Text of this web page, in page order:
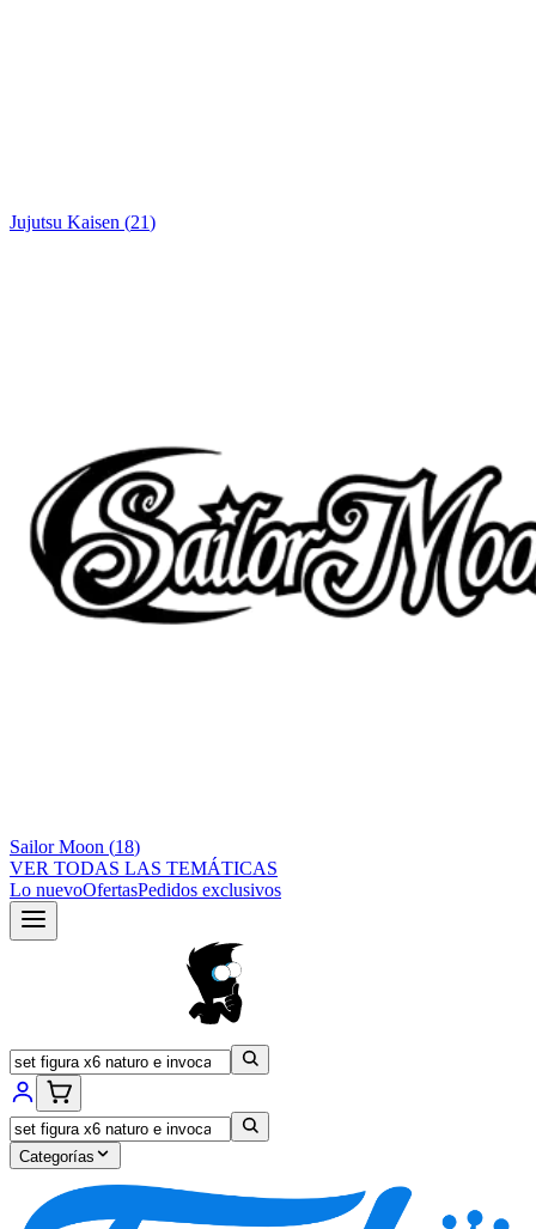
Jujutsu Kaisen (21)
Sailor Moon (18)
VER TODAS LAS TEMÁTICAS
Lo nuevoOfertasPedidos exclusivos
Categorías